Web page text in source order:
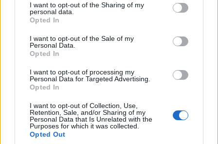
not limited to your visit or usage behaviour. You may click to
grant or deny consent to Google and its third-party tags to
use your data for below specified purposes in below Google
consent section.
I want to opt-out of the Sharing of my
personal data.
Opted In
I want to opt-out of the Sale of my
Personal Data.
Opted In
I want to opt-out of processing my
Personal Data for Targeted Advertising.
Opted In
I want to opt-out of Collection, Use,
Retention, Sale, and/or Sharing of my
Personal Data that Is Unrelated with the
Purposes for which it was collected.
Opted Out
CORONAVIRUS